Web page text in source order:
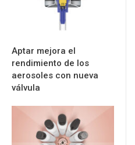
Aptar mejora el
rendimiento de los
aerosoles con nueva
válvula